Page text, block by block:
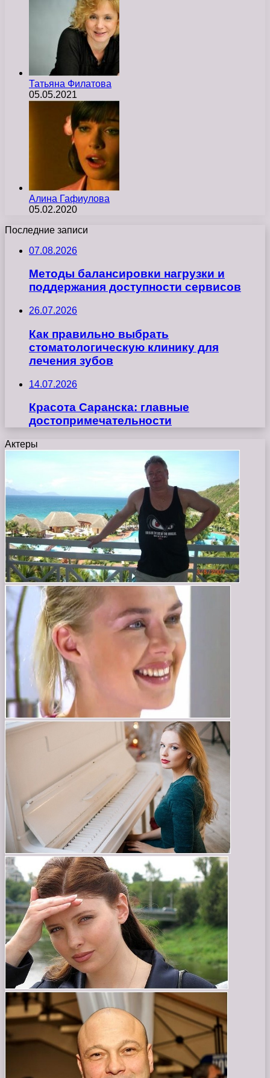
Татьяна Филатова
05.05.2021
Алина Гафиулова
05.02.2020
Последние записи
07.08.2026
Методы балансировки нагрузки и
поддержания доступности сервисов
26.07.2026
Как правильно выбрать
стоматологическую клинику для
лечения зубов
14.07.2026
Красота Саранска: главные
достопримечательности
Актеры